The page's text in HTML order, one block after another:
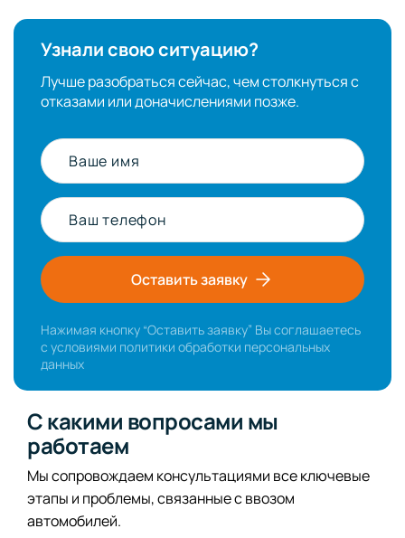
Узнали свою ситуацию?
Лучше разобраться сейчас, чем столкнуться с
отказами или доначислениями позже.
Ваше имя
Ваш телефон
Оставить заявку
Нажимая кнопку “Оставить заявку” Вы соглашаетесь
с условиями политики обработки персональных
данных
С какими вопросами мы
работаем
Мы сопровождаем консультациями все ключевые
этапы и проблемы, связанные с ввозом
автомобилей.